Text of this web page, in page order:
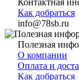
Контактная
Как добраться
info@78sb.ru
Полезная
О компании
Оплата и
Как добраться